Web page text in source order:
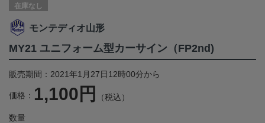
在庫なし
モンテディオ山形
MY21 ユニフォーム型カーサイン（FP2nd)
販売期間：2021年1月27日12時00分から
価格： 1,100円 （税込）
数量